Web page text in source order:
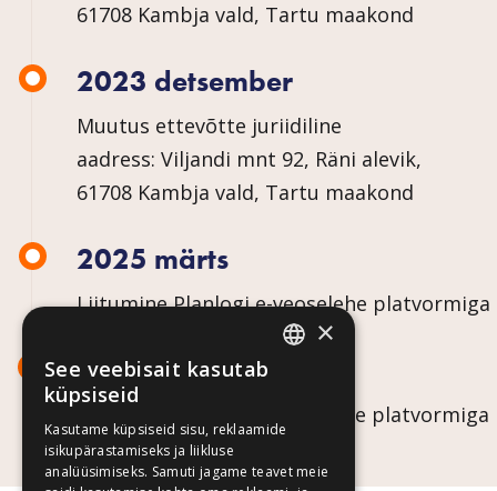
61708 Kambja vald, Tartu maakond
2023 detsember
Muutus ettevõtte juriidiline
aadress: Viljandi mnt 92, Räni alevik,
61708 Kambja vald, Tartu maakond
2025 märts
Liitumine Planlogi e-veoselehe platvormiga
2025 märts
Liitumine Planlogi e-veoselehe platvormiga
×
See veebisait kasutab
küpsiseid
Kasutame küpsiseid sisu, reklaamide
isikupärastamiseks ja liikluse
analüüsimiseks. Samuti jagame teavet meie